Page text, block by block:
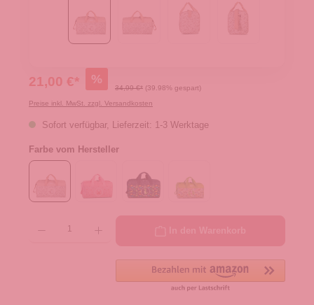
21,00 €* %
34,99 €* (39.98% gespart)
Preise inkl. MwSt. zzgl. Versandkosten
Sofort verfügbar, Lieferzeit: 1-3 Werktage
Farbe vom Hersteller